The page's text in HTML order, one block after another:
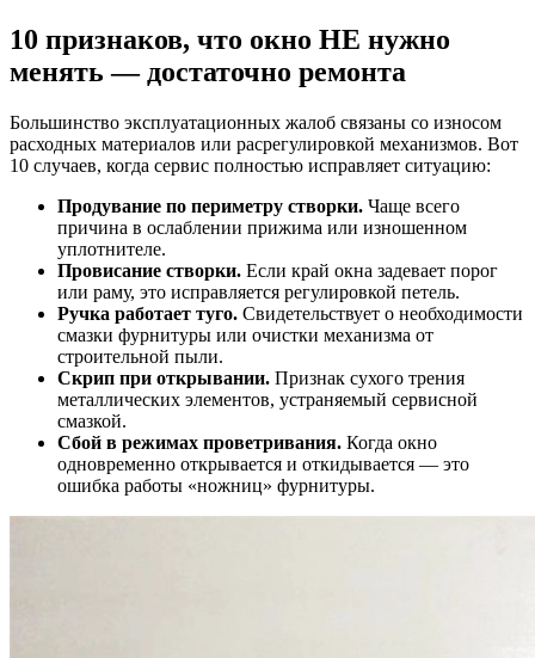
10 признаков, что окно НЕ нужно
менять — достаточно ремонта
Большинство эксплуатационных жалоб связаны со износом
расходных материалов или расрегулировкой механизмов. Вот
10 случаев, когда сервис полностью исправляет ситуацию:
Продувание по периметру створки. Чаще всего
причина в ослаблении прижима или изношенном
уплотнителе.
Провисание створки. Если край окна задевает порог
или раму, это исправляется регулировкой петель.
Ручка работает туго. Свидетельствует о необходимости
смазки фурнитуры или очистки механизма от
строительной пыли.
Скрип при открывании. Признак сухого трения
металлических элементов, устраняемый сервисной
смазкой.
Сбой в режимах проветривания. Когда окно
одновременно открывается и откидывается — это
ошибка работы «ножниц» фурнитуры.